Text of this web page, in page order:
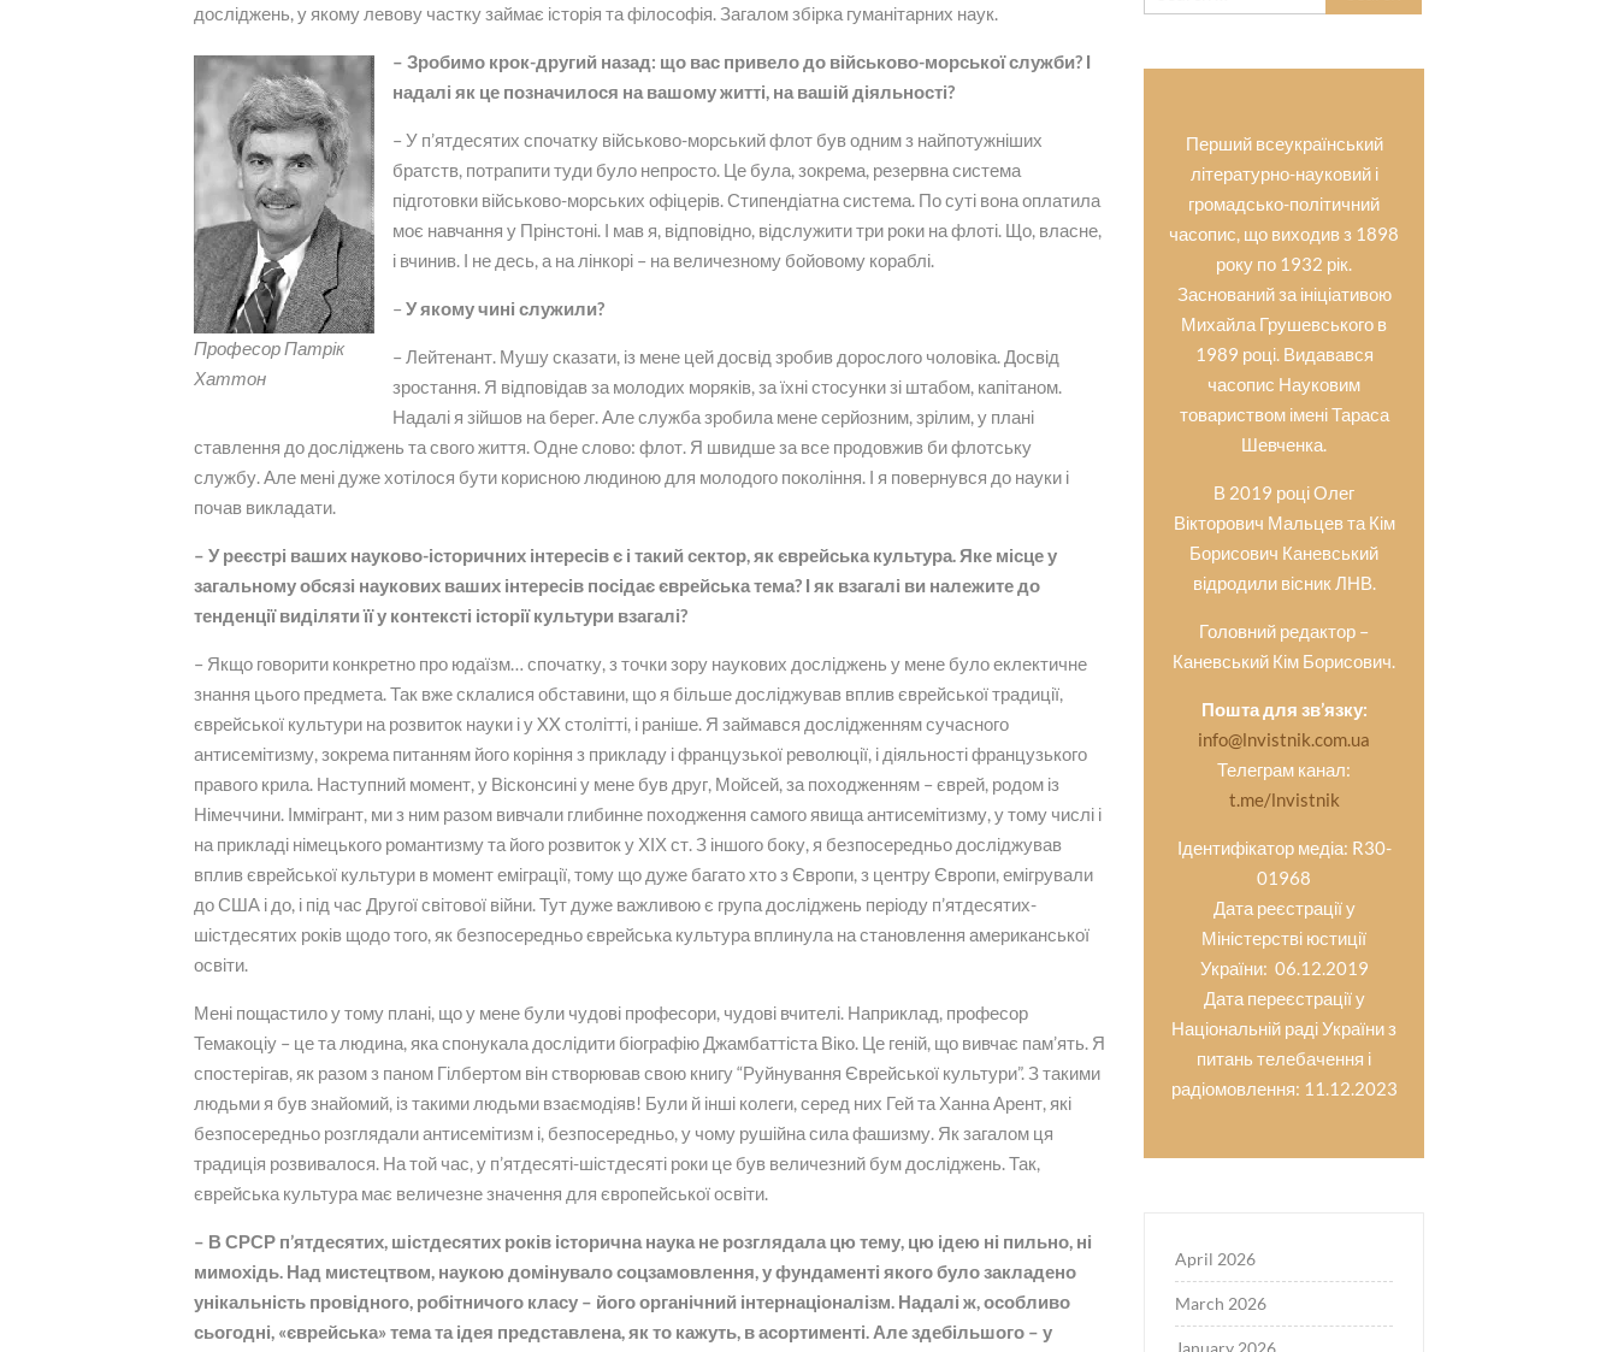
досліджень, у якому левову частку займає історія та філософія. Загалом збірка гуманітарних наук.
Професор Патрік
Хаттон
– Зробимо крок-другий назад: що вас привело до військово-морської служби? І
надалі як це позначилося на вашому житті, на вашій діяльності?
– У п’ятдесятих спочатку військово-морський флот був одним з найпотужніших
братств, потрапити туди було непросто. Це була, зокрема, резервна система
підготовки військово-морських офіцерів. Стипендіатна система. По суті вона оплатила
моє навчання у Прінстоні. І мав я, відповідно, відслужити три роки на флоті. Що, власне,
і вчинив. І не десь, а на лінкорі – на величезному бойовому кораблі.
–У якому чині служили?
– Лейтенант. Мушу сказати, із мене цей досвід зробив дорослого чоловіка. Досвід
зростання. Я відповідав за молодих моряків, за їхні стосунки зі штабом, капітаном.
Надалі я зійшов на берег. Але служба зробила мене серйозним, зрілим, у плані
ставлення до досліджень та свого життя. Одне слово: флот. Я швидше за все продовжив би флотську
службу. Але мені дуже хотілося бути корисною людиною для молодого покоління. І я повернувся до науки і
почав викладати.
– У реєстрі ваших науково-історичних інтересів є і такий сектор, як єврейська культура. Яке місце у
загальному обсязі наукових ваших інтересів посідає єврейська тема? І як взагалі ви належите до
тенденції виділяти її у контексті історії культури взагалі?
– Якщо говорити конкретно про юдаїзм… спочатку, з точки зору наукових досліджень у мене було еклектичне
знання цього предмета. Так вже склалися обставини, що я більше досліджував вплив єврейської традиції,
єврейської культури на розвиток науки і у XX столітті, і раніше. Я займався дослідженням сучасного
антисемітизму, зокрема питанням його коріння з прикладу і французької революції, і діяльності французького
правого крила. Наступний момент, у Вісконсині у мене був друг, Мойсей, за походженням – єврей, родом із
Німеччини. Іммігрант, ми з ним разом вивчали глибинне походження самого явища антисемітизму, у тому числі і
на прикладі німецького романтизму та його розвиток у ХІХ ст. З іншого боку, я безпосередньо досліджував
вплив єврейської культури в момент еміграції, тому що дуже багато хто з Європи, з центру Європи, емігрували
до США і до, і під час Другої світової війни. Тут дуже важливою є група досліджень періоду п’ятдесятих-
шістдесятих років щодо того, як безпосередньо єврейська культура вплинула на становлення американської
освіти.
Мені пощастило у тому плані, що у мене були чудові професори, чудові вчителі. Наприклад, професор
Темакоціу – це та людина, яка спонукала дослідити біографію Джамбаттіста Віко. Це геній, що вивчає пам’ять. Я
спостерігав, як разом з паном Гілбертом він створював свою книгу “Руйнування Єврейської культури”. З такими
людьми я був знайомий, із такими людьми взаємодіяв! Були й інші колеги, серед них Гей та Ханна Арент, які
безпосередньо розглядали антисемітизм і, безпосередньо, у чому рушійна сила фашизму. Як загалом ця
традиція розвивалося. На той час, у п’ятдесяті-шістдесяті роки це був величезний бум досліджень. Так,
єврейська культура має величезне значення для європейської освіти.
– В СРСР п’ятдесятих, шістдесятих років історична наука не розглядала цю тему, цю ідею ні пильно, ні
мимохідь. Над мистецтвом, наукою домінувало соцзамовлення, у фундаменті якого було закладено
унікальність провідного, робітничого класу – його органічний інтернаціоналізм. Надалі ж, особливо
сьогодні, «єврейська» тема та ідея представлена, як то кажуть, в асортименті. Але здебільшого – у
for:
Перший всеукраїнський
літературно-науковий і
громадсько-політичний
часопис, що виходив з 1898
року по 1932 рік.
Заснований за ініціативою
Михайла Грушевського в
1989 році. Видавався
часопис Науковим
товариством імені Тараса
Шевченка.
В 2019 році Олег
Вікторович Мальцев та Кім
Борисович Каневський
відродили вісник ЛНВ.
Головний редактор –
Каневський Кім Борисович.
Пошта для зв’язку:
info@lnvistnik.com.ua
Телеграм канал:
t.me/lnvistnik
Ідентифікатор медіа: R30-
01968
Дата реєстрації у
Міністерстві юстиції
України: 06.12.2019
Дата переєстрації у
Національній раді України з
питань телебачення і
радіомовлення: 11.12.2023
April 2026
March 2026
January 2026